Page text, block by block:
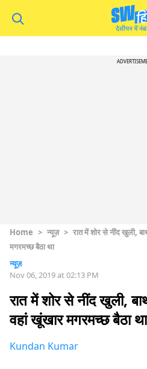
Home > न्यूज़ > रात में शोर से नींद खुली,
मगरमच्छ बैठा था
न्यूज़
Nov 06, 2019 at 02:13 PM
रात में शोर से नींद खुली,
वहां खूंखार मगरमच्छ बैठा था
Kundan Kumar